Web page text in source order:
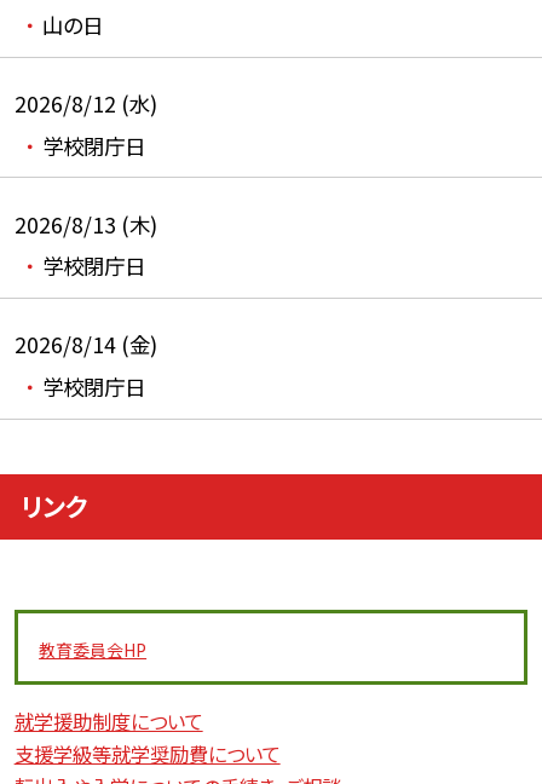
山の日
2026/8/12 (水)
学校閉庁日
2026/8/13 (木)
学校閉庁日
2026/8/14 (金)
学校閉庁日
リンク
教育委員会HP
就学援助制度について
支援学級等就学奨励費について